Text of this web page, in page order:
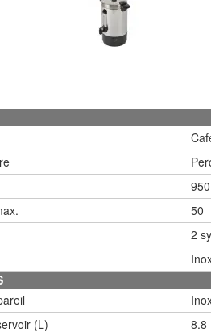
950
50
2
(L)
8.8